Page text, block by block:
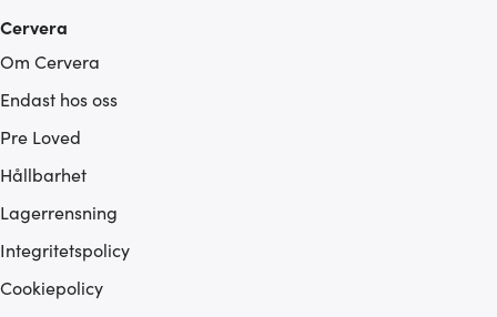
Cervera
Om Cervera
Endast hos oss
Pre Loved
Hållbarhet
Lagerrensning
Integritetspolicy
Cookiepolicy